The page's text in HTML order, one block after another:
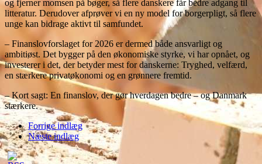
og fjerner momsen på bøger, så flere danskere får bedre adgang til
litteratur. Derudover afprøver vi en ny model for borgerpligt, så flere
unge kan bidrage aktivt til samfundet.
– Finanslovforslaget for 2026 er dermed både ansvarligt og
ambitiøst. Det bygger på den økonomiske styrke, vi har opnået, og
investerer i det, der betyder mest for danskerne: Tryghed, velfærd,
en stærkere privatøkonomi og en grønnere fremtid.
– Kort sagt: En finanslov, der gør hverdagen bedre – og Danmark
stærkere.
Forrige indlæg
Næste indlæg